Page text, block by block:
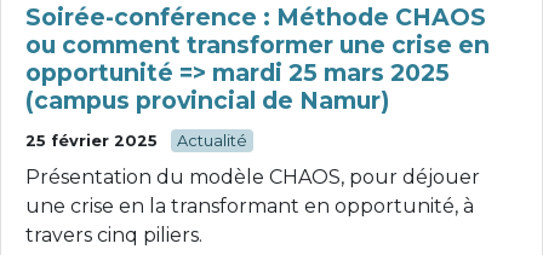
Soirée-conférence : Méthode CHAOS
ou comment transformer une crise en
opportunité => mardi 25 mars 2025
(campus provincial de Namur)
25 février 2025 Actualité
Présentation du modèle CHAOS, pour déjouer
une crise en la transformant en opportunité, à
travers cinq piliers.